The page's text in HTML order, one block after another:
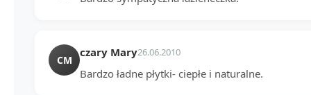
CM
czary Mary26.06.2010
Bardzo ładne płytki- ciepłe i naturalne.